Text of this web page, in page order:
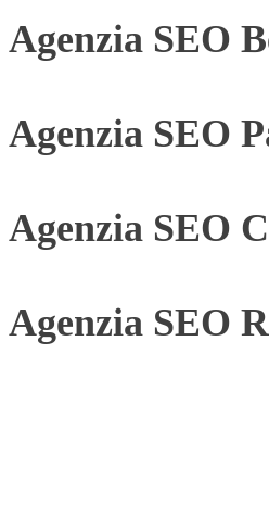
Agenzia SEO
Agenzia SEO
Agenzia SEO
Agenzia SEO